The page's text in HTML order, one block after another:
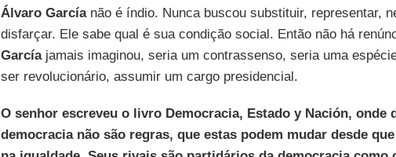
Álvaro Garcíanão é índio. Nunca buscou substituir, representar,
disfarçar. Ele sabe qual é sua condição social. Então não há
Garcíajamais imaginou, seria um contrassenso, seria uma
ser revolucionário, assumir um cargo presidencial.
O senhor escreveu o livro Democracia, Estado y Nación, onde
democracia não são regras, que estas podem mudar desde